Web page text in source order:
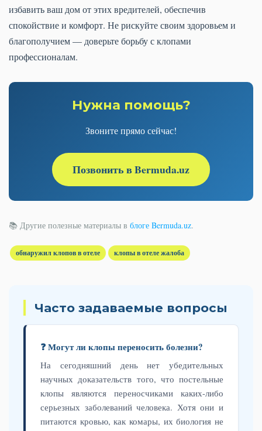
избавить ваш дом от этих вредителей, обеспечив
спокойствие и комфорт. Не рискуйте своим здоровьем и
благополучием — доверьте борьбу с клопами
профессионалам.
Нужна помощь?
Звоните прямо сейчас!
Позвонить в Bermuda.uz
📚 Другие полезные материалы в блоге Bermuda.uz.
обнаружил клопов в отеле клопы в отеле жалоба
Часто задаваемые вопросы
❓ Могут ли клопы переносить болезни?
На сегодняшний день нет убедительных
научных доказательств того, что постельные
клопы являются переносчиками каких-либо
серьезных заболеваний человека. Хотя они и
питаются кровью, как комары, их биология не